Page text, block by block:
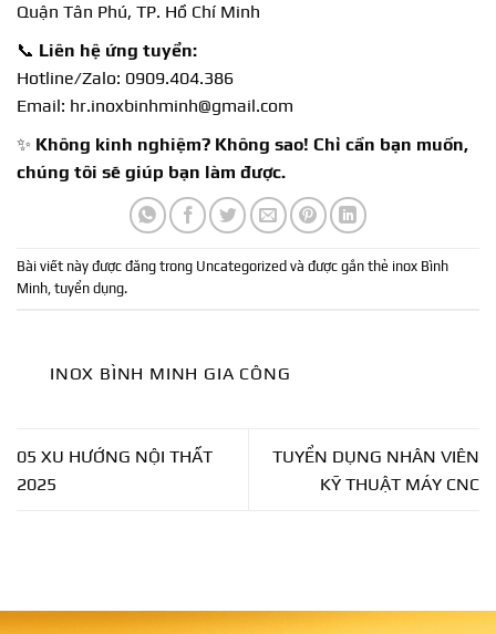
Quận Tân Phú, TP. Hồ Chí Minh
📞 Liên hệ ứng tuyển:
Hotline/Zalo: 0909.404.386
Email: hr.inoxbinhminh@gmail.com
✨ Không kinh nghiệm? Không sao! Chỉ cần bạn muốn,
chúng tôi sẽ giúp bạn làm được.
Bài viết này được đăng trong Uncategorized và được gắn thẻ inox Bình
Minh, tuyển dụng.
INOX BÌNH MINH GIA CÔNG
05 XU HƯỚNG NỘI THẤT
2025
TUYỂN DỤNG NHÂN VIÊN
KỸ THUẬT MÁY CNC